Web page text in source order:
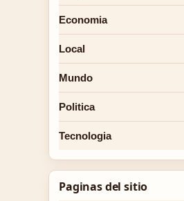
Economia
Local
Mundo
Politica
Tecnologia
Paginas del sitio